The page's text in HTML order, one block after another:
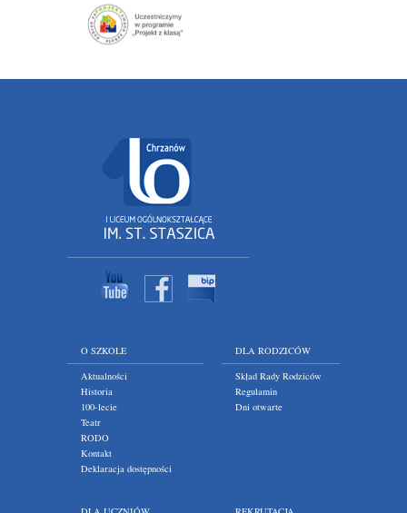
O SZKOLE
Aktualności
Historia
100-lecie
Teatr
RODO
Kontakt
Deklaracja dostępności
DLA RODZICÓW
Skład Rady Rodziców
Regulamin
Dni otwarte